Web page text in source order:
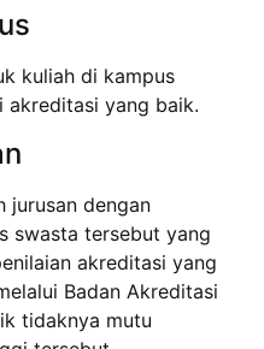
kuliah di kampus
akreditasi yang baik.
jurusan dengan
swasta tersebut yang
akreditasi yang
Badan Akreditasi
tidaknya mutu